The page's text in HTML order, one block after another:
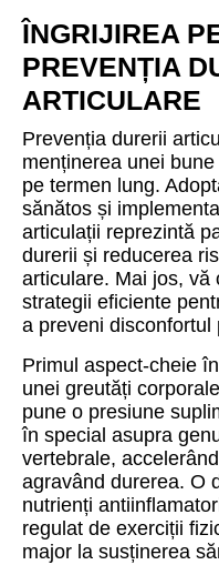
ÎNGRIJIREA
PREVENȚIA
ARTICULARE
Prevenția durerii
menținerea unei
pe termen lung.
sănătos și
articulații reprezintă
durerii și reducerea
articulare. Mai jos, vă
strategii eficiente
a preveni disconfortul
Primul aspect-cheie
unei greutăți
pune o presiune
în special asupra
vertebrale,
agravând durerea. O
nutrienți
regulat de exerciții
major la susținerea